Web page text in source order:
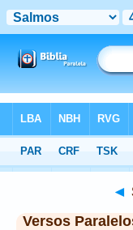
>Salmos Capítulo 45 > Verso 10
◄
Versos